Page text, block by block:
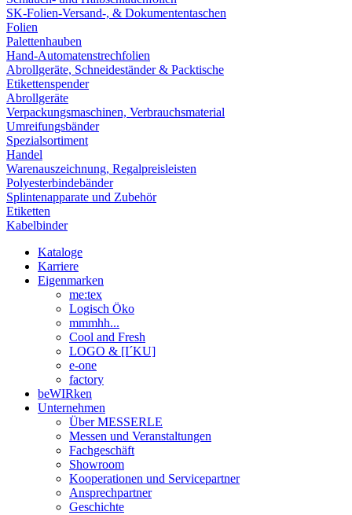
SK-Folien-Versand-, & Dokumententaschen
Folien
Palettenhauben
Hand-Automatenstrechfolien
Abrollgeräte, Schneideständer & Packtische
Etikettenspender
Abrollgeräte
Verpackungsmaschinen, Verbrauchsmaterial
Umreifungsbänder
Spezialsortiment
Handel
Warenauszeichnung, Regalpreisleisten
Polyesterbindebänder
Splintenapparate und Zubehör
Etiketten
Kabelbinder
Kataloge
Karriere
Eigenmarken
me:tex
Logisch Öko
mmmhh...
Cool and Fresh
LOGO & [I´KU]
e-one
factory
beWIRken
Unternehmen
Über MESSERLE
Messen und Veranstaltungen
Fachgeschäft
Showroom
Kooperationen und Servicepartner
Ansprechpartner
Geschichte